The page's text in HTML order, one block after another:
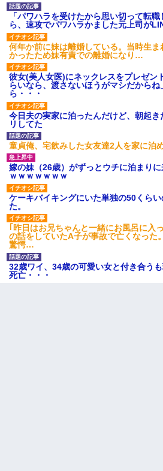
「パワハラを受けたから思い切って転
ら、速攻でパワハラかました元上司が
何年か前に妹は離婚している。当時生
かったため妹有責での離婚になり…
彼女(美人女医)にネックレスをプレゼン
らいなら、渡さないほうがマシだから
ら・・・
今日夫の実家に泊ったんだけど、朝起き
リしてた
童貞俺、宅飲みした女友達2人を家に泊
嫁の妹（26歳）がずっとウチに泊まり
ｗｗｗｗｗｗｗ
ケーキバイキングにいた単独の50くら
た。
｢昨日はお兄ちゃんと一緒にお風呂に入
の話をしていたA子が事故で亡くなっ
驚愕…
32歳ワイ、34歳の可愛い女と付き合う
死亡・・・